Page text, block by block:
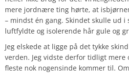
mere jordnære ting hørte, at
– mindst én gang. Skindet skulle ud i
luftfyldte og isolerende hår gule og
Jeg elskede at ligge på det tykke
verden. Jeg vidste derfor tidligt mere
fleste nok nogensinde kommer til.